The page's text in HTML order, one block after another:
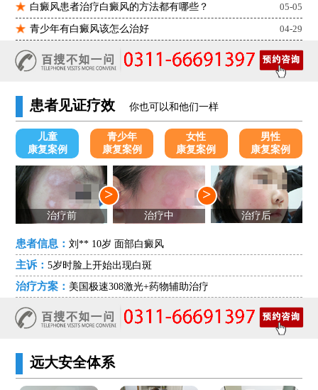
白癜风患者治疗白癜风的方法都有哪些？ 05-05
青少年有白癜风该怎么治好 04-29
患者见证疗效 你也可以和他们一样
儿童
康复案例
青少年
康复案例
女性
康复案例
男性
康复案例
治疗前
>
治疗中
>
治疗后
患者信息：刘** 10岁 面部白癜风
主诉：5岁时脸上开始出现白斑
治疗方案： 美国极速308激光+药物辅助治疗
远大安全体系